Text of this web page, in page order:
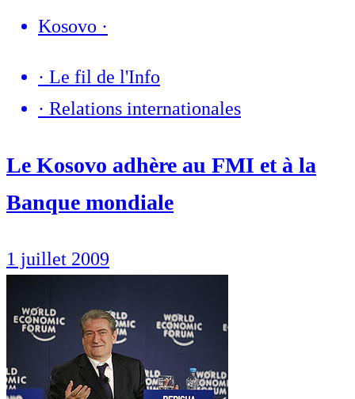
Kosovo ·
· Le fil de l'Info
· Relations internationales
Le Kosovo adhère au FMI et à la
Banque mondiale
1 juillet 2009